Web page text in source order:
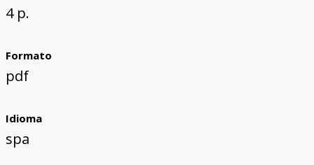
4 p.
Formato
pdf
Idioma
spa